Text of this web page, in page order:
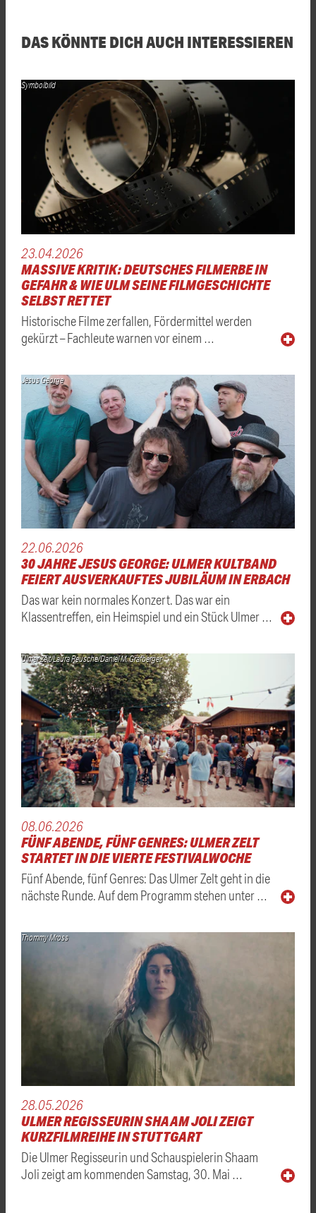
DAS KÖNNTE DICH AUCH INTERESSIEREN
Symbolbild
23.04.2026
MASSIVE KRITIK: DEUTSCHES FILMERBE IN
GEFAHR & WIE ULM SEINE FILMGESCHICHTE
SELBST RETTET
Historische Filme zerfallen, Fördermittel werden
gekürzt – Fachleute warnen vor einem …
Jesus George
22.06.2026
30 JAHRE JESUS GEORGE: ULMER KULTBAND
FEIERT AUSVERKAUFTES JUBILÄUM IN ERBACH
Das war kein normales Konzert. Das war ein
Klassentreffen, ein Heimspiel und ein Stück Ulmer …
Ulmer Zelt/Laura Reusche/Daniel M. Grafberger
08.06.2026
FÜNF ABENDE, FÜNF GENRES: ULMER ZELT
STARTET IN DIE VIERTE FESTIVALWOCHE
Fünf Abende, fünf Genres: Das Ulmer Zelt geht in die
nächste Runde. Auf dem Programm stehen unter …
Thommy Mross
28.05.2026
ULMER REGISSEURIN SHAAM JOLI ZEIGT
KURZFILMREIHE IN STUTTGART
Die Ulmer Regisseurin und Schauspielerin Shaam
Joli zeigt am kommenden Samstag, 30. Mai …